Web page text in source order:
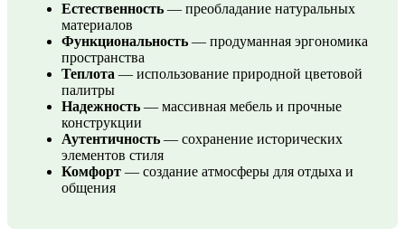
Естественность — преобладание натуральных
материалов
Функциональность — продуманная эргономика
пространства
Теплота — использование природной цветовой
палитры
Надежность — массивная мебель и прочные
конструкции
Аутентичность — сохранение исторических
элементов стиля
Комфорт — создание атмосферы для отдыха и
общения